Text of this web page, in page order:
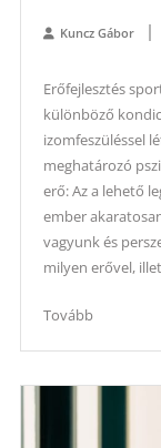
Kuncz Gábor
Erőfejlesztés
különböző
izomfeszüléssel
meghatározó
erő: Az a lehető
ember
vagyunk és
milyen erővel,
Tovább